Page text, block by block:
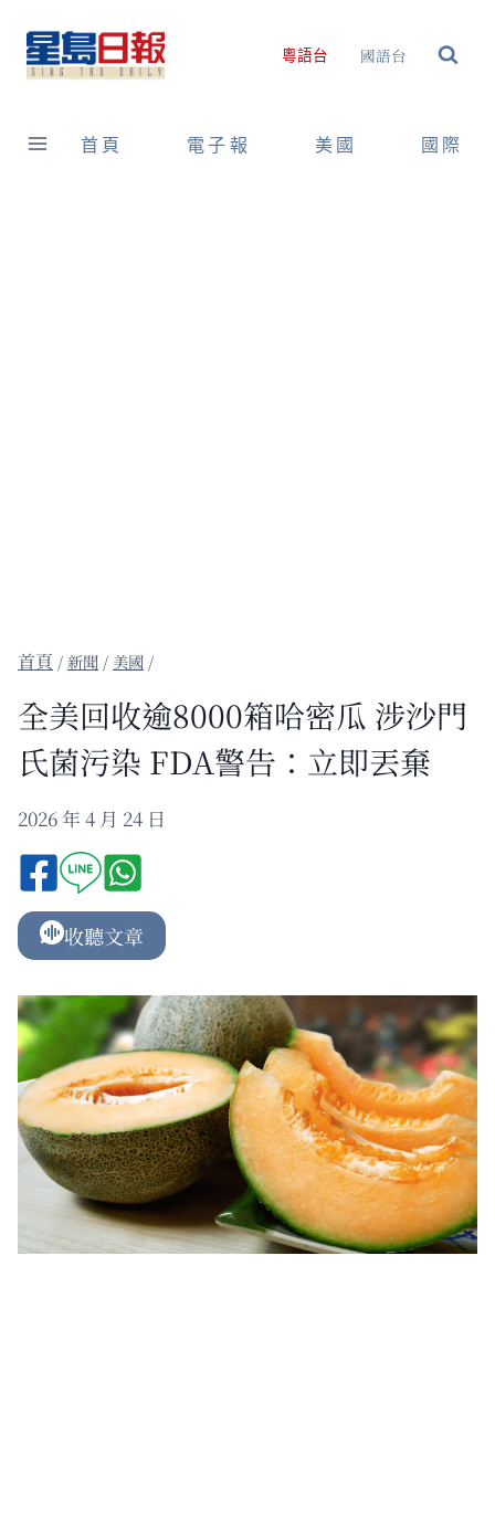
content
粵語台 國語台
首頁 電子報 美國 國際
/新聞 / 美國 /
全美回收逾8000箱哈密瓜 涉沙門
氏菌污染 FDA警告：立即丟棄
2026 年 4 月 24 日
收聽文章